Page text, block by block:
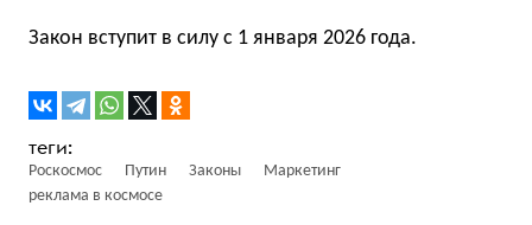
Закон вступит в силу с 1 января 2026 года.
Роскосмос Путин Законы
Маркетинг
реклама в космосе